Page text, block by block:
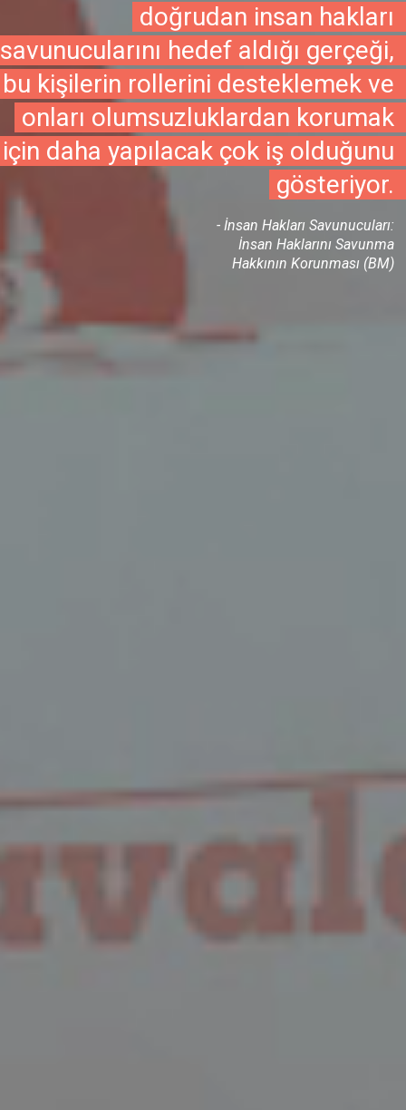
doğrudan insan hakları
savunucularını hedef aldığı gerçeği,
bu kişilerin rollerini desteklemek ve
onları olumsuzluklardan korumak
için daha yapılacak çok iş olduğunu
gösteriyor.
- İnsan Hakları Savunucuları:
İnsan Haklarını Savunma
Hakkının Korunması (BM)